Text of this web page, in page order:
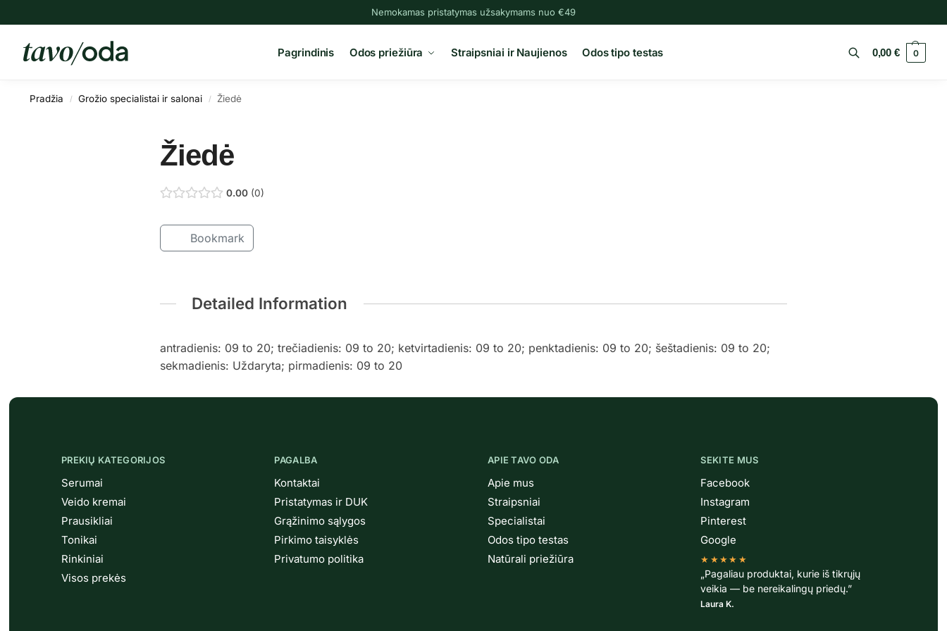
Nemokamas pristatymas užsakymams nuo €49
Pagrindinis Odos priežiūra Straipsniai ir Naujienos Odos tipo testas
Paieška
0,00€ 0
Pradžia / Grožio specialistai ir salonai / Žiedė
Žiedė
0.00 0
Bookmark
Detailed Information
antradienis: 09 to 20; trečiadienis: 09 to 20; ketvirtadienis: 09 to 20; penktadienis: 09 to 20; šeštadienis: 09 to 20;
sekmadienis: Uždaryta; pirmadienis: 09 to 20
PREKIŲ KATEGORIJOS
Serumai
Veido kremai
Prausikliai
Tonikai
Rinkiniai
Visos prekės
PAGALBA
Kontaktai
Pristatymas ir DUK
Grąžinimo sąlygos
Pirkimo taisyklės
Privatumo politika
APIE TAVO ODA
Apie mus
Straipsniai
Specialistai
Odos tipo testas
Natūrali priežiūra
SEKITE MUS
Facebook
Instagram
Pinterest
Google
★★★★★
„Pagaliau produktai, kurie iš tikrųjų
veikia — be nereikalingų priedų.”
Laura K.